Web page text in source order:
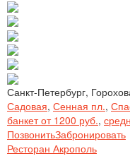
Санкт-Петербург,
Садовая, Сенная пл.,
банкет от 1200 руб.,
ПозвонитьЗабронировать
Ресторан Акрополь